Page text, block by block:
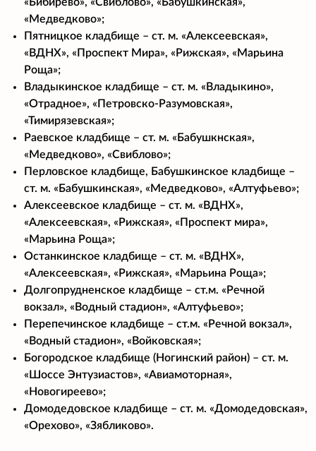
«Медведково»;
Пятницкое кладбище – ст. м. «Алексеевская»,
«ВДНХ», «Проспект Мира», «Рижская», «Марьина
Роща»;
Владыкинское кладбище – ст. м. «Владыкино»,
«Отрадное», «Петровско-Разумовская»,
«Тимирязевская»;
Раевское кладбище – ст. м. «Бабушкнская»,
«Медведково», «Свиблово»;
Перловское кладбище, Бабушкинское кладбище –
ст. м. «Бабушкинская», «Медведково», «Алтуфьево»;
Алексеевское кладбище – ст. м. «ВДНХ»,
«Алексеевская», «Рижская», «Проспект мира»,
«Марьина Роща»;
Останкинское кладбище – ст. м. «ВДНХ»,
«Алексеевская», «Рижская», «Марьина Роща»;
Долгопрудненское кладбище – ст.м. «Речной
вокзал», «Водный стадион», «Алтуфьево»;
Перепечинское кладбище – ст.м. «Речной вокзал»,
«Водный стадион», «Войковская»;
Богородское кладбище (Ногинский район) – ст. м.
«Шоссе Энтузиастов», «Авиамоторная»,
«Новогиреево»;
Домодедовское кладбище – ст. м. «Домодедовская»,
«Орехово», «Зябликово».